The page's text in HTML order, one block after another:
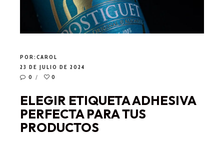
POR:CAROL
23 DE JULIO DE 2024
0
0
ELEGIR ETIQUETA ADHESIVA
PERFECTA PARA TUS
PRODUCTOS